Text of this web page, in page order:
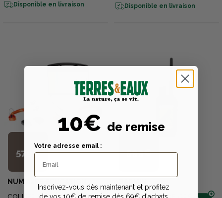
Disponible en livraison Disponible en livraison
579€
NUM'AXES EDUCATION
599€
10€ de remise
Votre adresse email :
Inscrivez-vous dès maintenant et profitez